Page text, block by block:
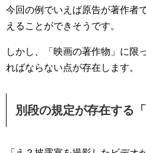
今回の例でいえば原告が著作者
えることができそうです。
しかし、「映画の著作物」に限
ればならない点が存在します。
別段の規定が存在する